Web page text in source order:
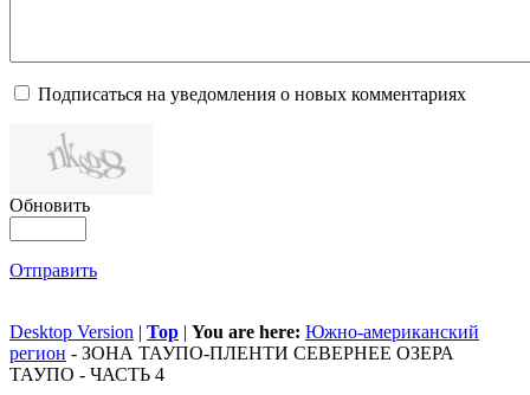
Подписаться на уведомления о новых комментариях
Обновить
Отправить
Desktop Version | Top | You are here: Южно-американский
регион - ЗОНА ТАУПО-ПЛЕНТИ СЕВЕРНЕЕ ОЗЕРА
ТАУПО - ЧАСТЬ 4